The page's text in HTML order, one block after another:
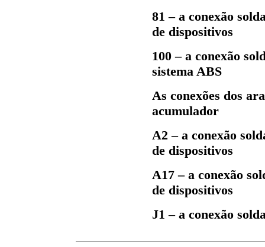
81 – a conexão
de dispositivos
100 – a conexão
sistema ABS
As conexões dos
acumulador
А2 – a conexão
de dispositivos
А17 – a conexão
de dispositivos
J1 – a conexão